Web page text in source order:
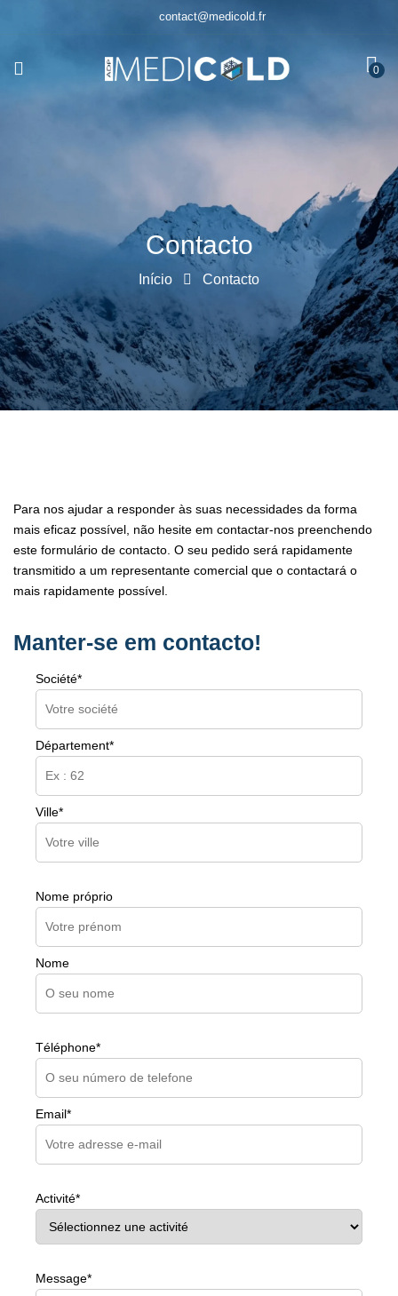
contact@medicold.fr
0
Contacto
Início Contacto
Para nos ajudar a responder às suas necessidades da forma
mais eficaz possível, não hesite em contactar-nos preenchendo
este formulário de contacto. O seu pedido será rapidamente
transmitido a um representante comercial que o contactará o
mais rapidamente possível.
Manter-se em contacto!
Société*
Département*
Ville*
Nome próprio
Nome
Téléphone*
Email*
Activité*
Message*